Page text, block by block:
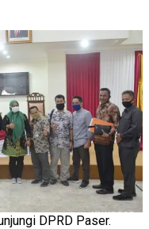
DPRD Paser.